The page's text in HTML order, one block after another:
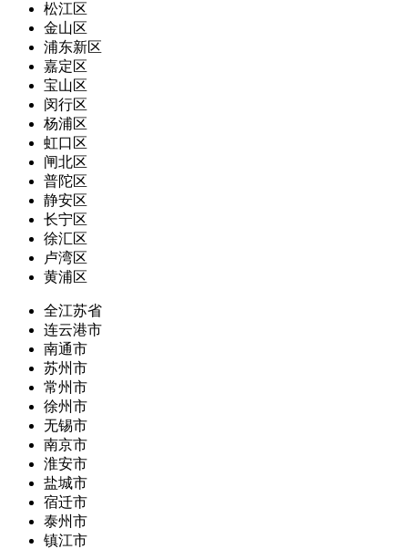
松江区
金山区
浦东新区
嘉定区
宝山区
闵行区
杨浦区
虹口区
闸北区
普陀区
静安区
长宁区
徐汇区
卢湾区
黄浦区
全江苏省
连云港市
南通市
苏州市
常州市
徐州市
无锡市
南京市
淮安市
盐城市
宿迁市
泰州市
镇江市